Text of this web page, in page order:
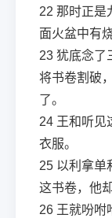
22 那时正是
面火盆中有
23 犹底念了
将书卷割破
了。
24 王和听见
衣服。
25 以利拿单
这书卷，他
26 王就吩咐